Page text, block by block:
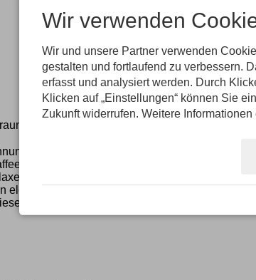
"Schattenberg“ befindet sich im 1.Stock
Wasserkocher, Eierkocher,
Separates Doppelschlafzimmer. Es
elektrischer Handtuchwärmer, Fön und
Wohnung hat einen Ost-Balkon mit
Wir verwenden
Wir und unsere Partner verwenden
gestalten und fortlaufend zu verbessern.
erfasst und analysiert werden. Durch
Klicken auf „Einstellungen“ können Sie
Zukunft widerrufen. Weitere